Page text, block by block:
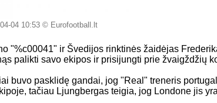
04 10:53© Eurofootball.lt
"%c00041" ir Švedijos rinktinės žaidėjas
palikti savo ekipos ir prisijungti prie žvaigždžių
buvo pasklidę gandai, jog "Real" treneris
tačiau Ljungbergas teigia, jog Londone jis